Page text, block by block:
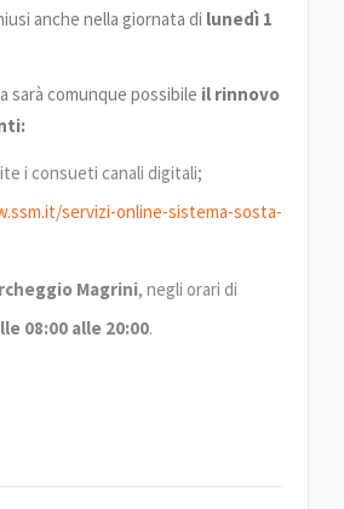
anche nella giornata di lunedì 1
sarà comunque possibile il rinnovo
i consueti canali digitali;
servizi-online-sistema-sosta-
Magrini, negli orari di
08:00 alle 20:00.